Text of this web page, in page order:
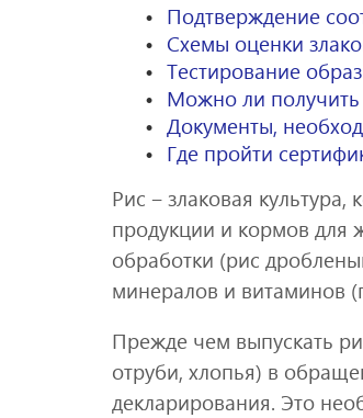
Подтверждение
Схемы оценки
Тестирование
Можно ли получить
Документы,
Где пройти
Рис ‒ злаковая
продукции и кормов для
обработки (рис
минералов и витаминов
Прежде чем выпускать
отруби, хлопья) в
декларирования. Это